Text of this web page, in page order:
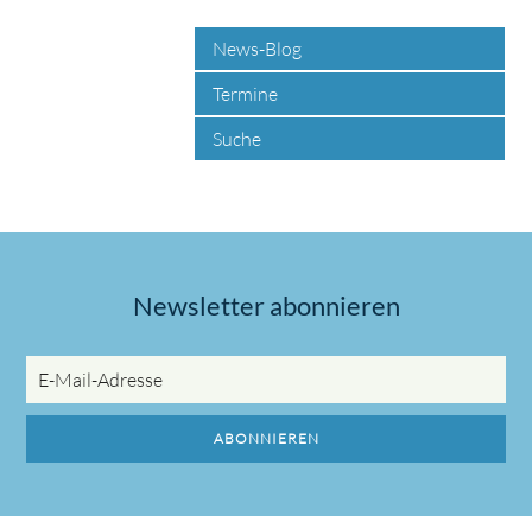
News-Blog
Termine
Suche
Newsletter abonnieren
Adresse
ABONNIEREN